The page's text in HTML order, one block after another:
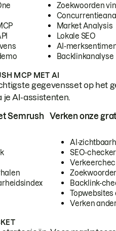
Zoekwoorden
Market Analysis
Lokale SEO
AI-
Backlinkanalyse
MCP MET AI
gegevensset op het
je AI-assistenten.
Semrush Verken onze
AI-
SEO-checker
Backlink-
Topwebsites
Verken